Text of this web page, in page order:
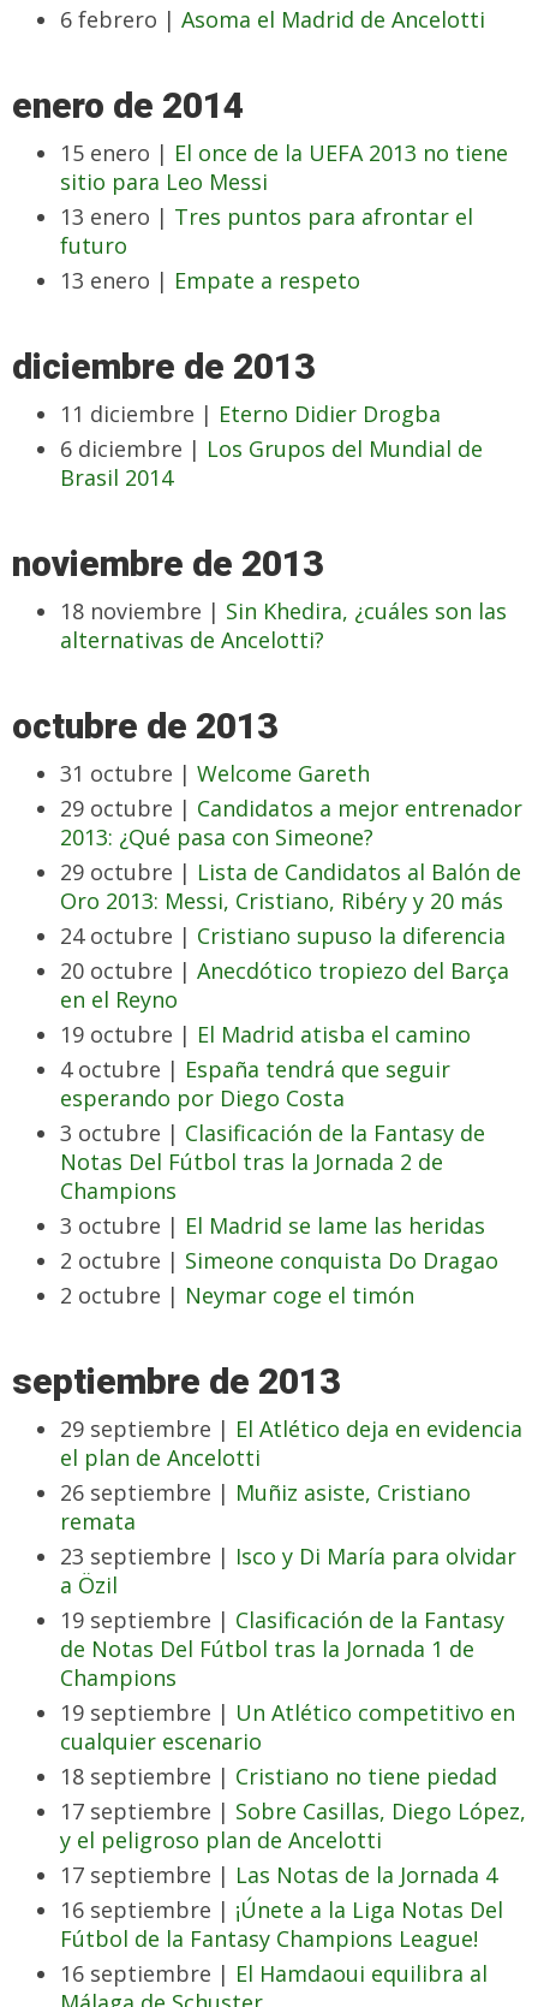
6 febrero | Asoma el Madrid de Ancelotti
enero de 2014
15 enero | El once de la UEFA 2013 no tiene
sitio para Leo Messi
13 enero | Tres puntos para afrontar el
futuro
13 enero | Empate a respeto
diciembre de 2013
11 diciembre | Eterno Didier Drogba
6 diciembre | Los Grupos del Mundial de
Brasil 2014
noviembre de 2013
18 noviembre | Sin Khedira, ¿cuáles son las
alternativas de Ancelotti?
octubre de 2013
31 octubre | Welcome Gareth
29 octubre | Candidatos a mejor entrenador
2013: ¿Qué pasa con Simeone?
29 octubre | Lista de Candidatos al Balón de
Oro 2013: Messi, Cristiano, Ribéry y 20 más
24 octubre | Cristiano supuso la diferencia
20 octubre | Anecdótico tropiezo del Barça
en el Reyno
19 octubre | El Madrid atisba el camino
4 octubre | España tendrá que seguir
esperando por Diego Costa
3 octubre | Clasificación de la Fantasy de
Notas Del Fútbol tras la Jornada 2 de
Champions
3 octubre | El Madrid se lame las heridas
2 octubre | Simeone conquista Do Dragao
2 octubre | Neymar coge el timón
septiembre de 2013
29 septiembre | El Atlético deja en evidencia
el plan de Ancelotti
26 septiembre | Muñiz asiste, Cristiano
remata
23 septiembre | Isco y Di María para olvidar
a Özil
19 septiembre | Clasificación de la Fantasy
de Notas Del Fútbol tras la Jornada 1 de
Champions
19 septiembre | Un Atlético competitivo en
cualquier escenario
18 septiembre | Cristiano no tiene piedad
17 septiembre | Sobre Casillas, Diego López,
y el peligroso plan de Ancelotti
17 septiembre | Las Notas de la Jornada 4
16 septiembre | ¡Únete a la Liga Notas Del
Fútbol de la Fantasy Champions League!
16 septiembre | El Hamdaoui equilibra al